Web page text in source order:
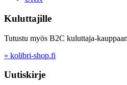
Kuluttajille
Tutustu myös B2C kuluttaja-
» kolibri-shop.fi
Uutiskirje